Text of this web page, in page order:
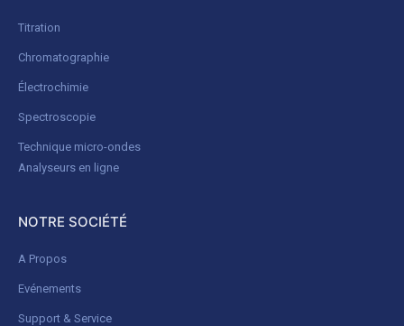
Titration
Chromatographie
Électrochimie
Spectroscopie
Technique micro-ondes
Analyseurs en ligne
NOTRE SOCIÉTÉ
A Propos
Evénements
Support & Service